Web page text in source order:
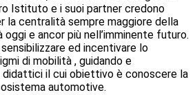
Istituto e i suoi partner credono
la centralità sempre maggiore della
e ancor più nell’imminente futuro.
ed incentivare lo
di mobilità , guidando e
didattici il cui obiettivo è conoscere la
automotive.